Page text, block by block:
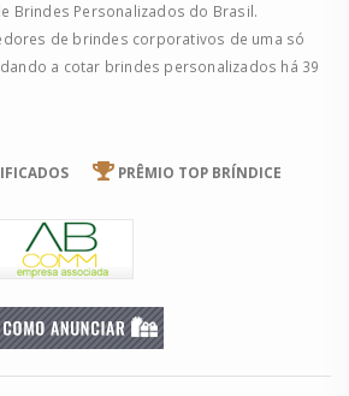
Brindes Personalizados do Brasil.
de brindes corporativos de uma só
a cotar brindes personalizados há 39
PRÊMIO TOP BRÍNDICE